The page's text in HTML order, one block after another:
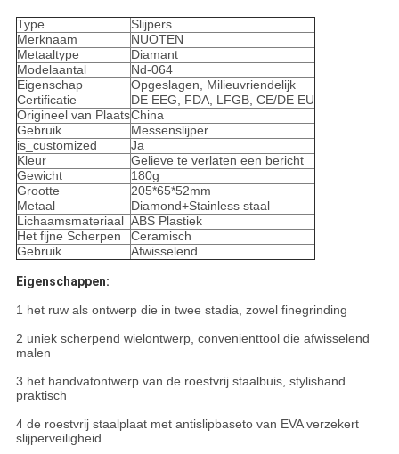
Type
Slijpers
Merknaam
NUOTEN
Metaaltype
Diamant
Modelaantal
Nd-064
Eigenschap
Opgeslagen, Milieuvriendelijk
Certificatie
DE EEG, FDA, LFGB, CE/DE EU
Origineel van PlaatsChina
Gebruik
Messenslijper
is_customized
Ja
Kleur
Gelieve te verlaten een bericht
Gewicht
180g
Grootte
205*65*52mm
Metaal
Diamond+Stainless staal
Lichaamsmateriaal ABS Plastiek
Het fijne Scherpen
Ceramisch
Gebruik
Afwisselend
Eigenschappen:
1 het ruw als ontwerp die in twee stadia, zowel finegrinding
2 uniek scherpend wielontwerp, convenienttool die afwisselend
malen
3 het handvatontwerp van de roestvrij staalbuis, stylishand
praktisch
4 de roestvrij staalplaat met antislipbaseto van EVA verzekert
slijperveiligheid